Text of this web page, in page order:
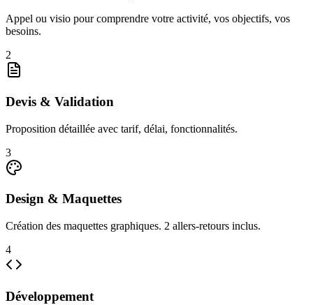
Appel ou visio pour comprendre votre activité, vos objectifs, vos
besoins.
2
Devis & Validation
Proposition détaillée avec tarif, délai, fonctionnalités.
3
Design & Maquettes
Création des maquettes graphiques. 2 allers-retours inclus.
4
Développement